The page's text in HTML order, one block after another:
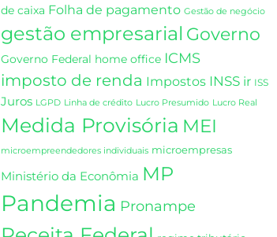
de caixa Folha de pagamento Gestão de negócio
gestão empresarial Governo
Governo Federal home office ICMS
imposto de renda Impostos INSS ir ISS
Juros LGPD Linha de crédito Lucro Presumido Lucro Real
Medida Provisória MEI
microempreendedores individuais microempresas
Ministério da Econômia MP
Pandemia Pronampe